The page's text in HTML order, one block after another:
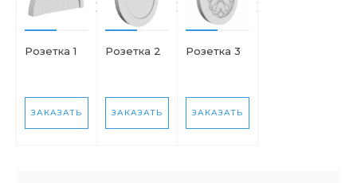
Розетка 1
ЗАКАЗАТЬ
Розетка 2
ЗАКАЗАТЬ
Розетка 3
ЗАКАЗАТЬ